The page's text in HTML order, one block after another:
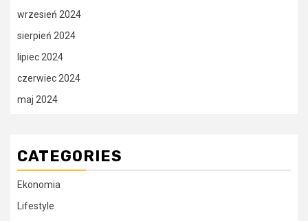
wrzesień 2024
sierpień 2024
lipiec 2024
czerwiec 2024
maj 2024
CATEGORIES
Ekonomia
Lifestyle